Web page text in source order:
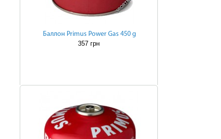
Баллон Primus Power Gas 450 g
357 грн